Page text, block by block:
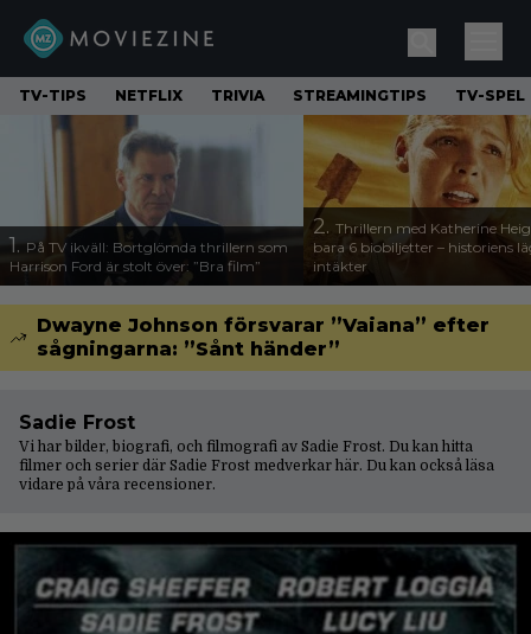
TV-TIPS NETFLIX TRIVIA STREAMINGTIPS TV-SPEL
1. På TV ikväll: Bortglömda thrillern som
Harrison Ford är stolt över: ”Bra film”
2. Thrillern med Katherine
bara 6 biobiljetter – historiens
intäkter
Dwayne Johnson försvarar ”Vaiana” efter
sågningarna: ”Sånt händer”
Sadie Frost
Vi har bilder, biografi, och filmografi av Sadie Frost. Du kan hitta
filmer och serier där Sadie Frost medverkar här. Du kan också läsa
vidare på våra recensioner.